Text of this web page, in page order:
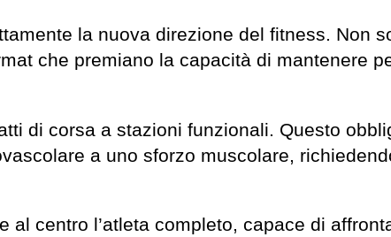
la nuova direzione del fitness. Non
che premiano la capacità di mantenere
di corsa a stazioni funzionali. Questo
a uno sforzo muscolare,
al centro l’atleta completo, capace di